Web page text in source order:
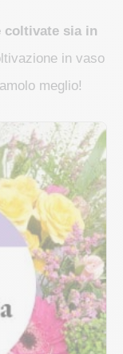
coltivate sia in
in vaso
meglio!